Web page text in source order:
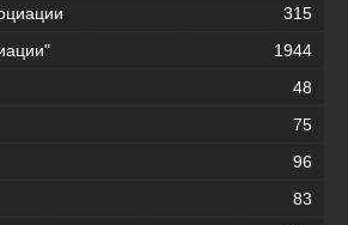
315
1944
48
75
96
83